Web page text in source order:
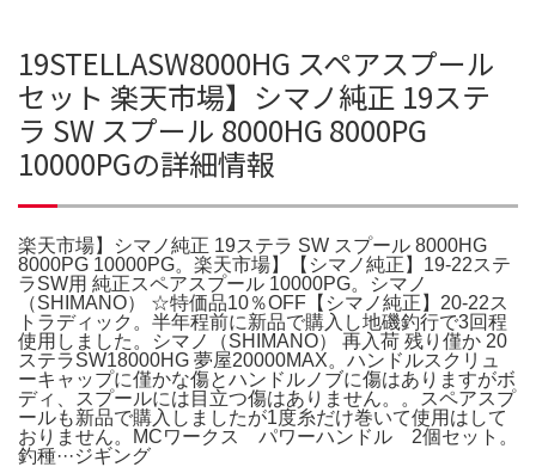
19STELLASW8000HG スペアスプール
セット 楽天市場】シマノ純正 19ステ
ラ SW スプール 8000HG 8000PG
10000PGの詳細情報
楽天市場】シマノ純正 19ステラ SW スプール 8000HG
8000PG 10000PG。楽天市場】【シマノ純正】19-22ステ
ラSW用 純正スペアスプール 10000PG。シマノ
（SHIMANO） ☆特価品10％OFF【シマノ純正】20-22ス
トラディック。半年程前に新品で購入し地磯釣行で3回程
使用しました。シマノ（SHIMANO） 再入荷 残り僅か 20
ステラSW18000HG 夢屋20000MAX。ハンドルスクリュ
ーキャップに僅かな傷とハンドルノブに傷はありますがボ
ディ、スプールには目立つ傷はありません。。スペアスプ
ールも新品で購入しましたが1度糸だけ巻いて使用はして
おりません。MCワークス パワーハンドル 2個セット。
釣種···ジギング